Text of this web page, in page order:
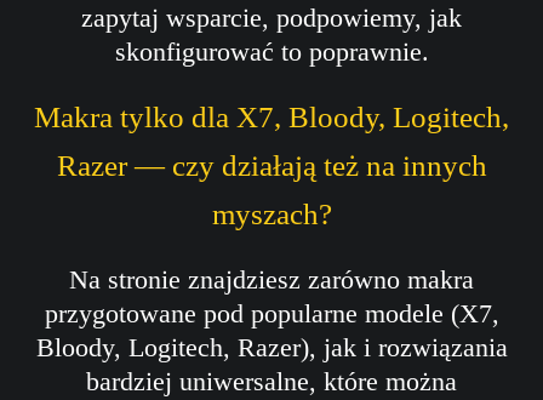
zapytaj wsparcie, podpowiemy, jak
skonfigurować to poprawnie.
Makra tylko dla X7, Bloody, Logitech,
Razer — czy działają też na innych
myszach?
Na stronie znajdziesz zarówno makra
przygotowane pod popularne modele (X7,
Bloody, Logitech, Razer), jak i rozwiązania
bardziej uniwersalne, które można